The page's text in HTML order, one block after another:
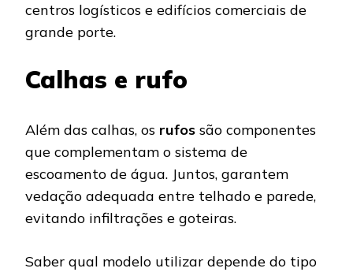
centros logísticos e edifícios comerciais de
grande porte.
Calhas e rufo
Além das calhas, os rufos são componentes
que complementam o sistema de
escoamento de água. Juntos, garantem
vedação adequada entre telhado e parede,
evitando infiltrações e goteiras.
Saber qual modelo utilizar depende do tipo